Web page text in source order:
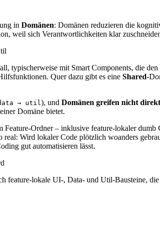
in Domänen: Domänen reduzieren die
weil sich Verantwortlichkeiten klar
typischerweise mit Smart Components, die den
Quer dazu gibt es eine Shared-
→ util), und Domänen greifen nicht
Domäne bietet.
Ordner – inklusive feature-lokaler dumb
Wird lokaler Code plötzlich woanders
gut automatisieren lässt.
feature-lokale UI-, Data- und Util-Bausteine,